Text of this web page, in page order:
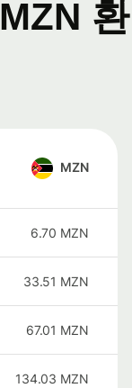
환
MZN
6.70 MZN
33.51 MZN
67.01 MZN
134.03 MZN